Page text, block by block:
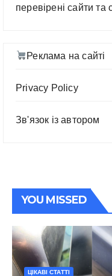
перевірені сайти та
Реклама на сайті
Privacy Policy
Зв'язок із автором
YOU MISSED
ЦІКАВІ СТАТТІ